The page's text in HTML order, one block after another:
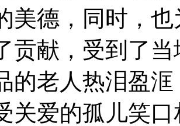
美德，同时，
贡献，受到了
的老人热泪盈
关爱的孤儿笑